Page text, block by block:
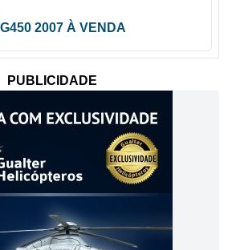
2007 À VENDA
PUBLICIDADE